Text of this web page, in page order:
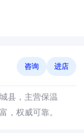
咨询 进店
县，主营保温
，权威可靠。